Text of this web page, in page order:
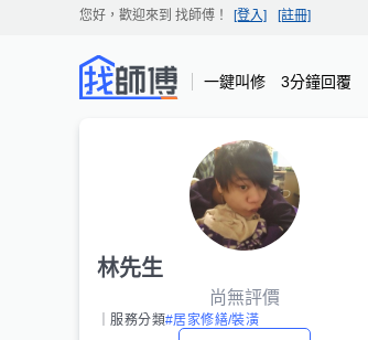
您好，歡迎來到 找師傅 ！ [登入] [註冊]
一鍵叫修 3分鐘回覆
林先生
尚無評價
｜服務分類#居家修繕/裝潢